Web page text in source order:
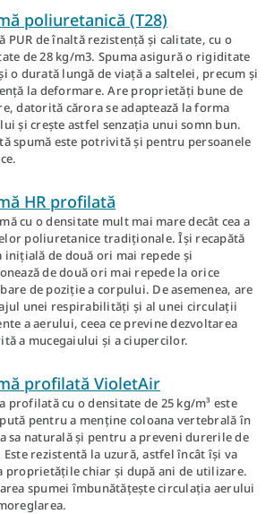
poliuretanică (T28)
PUR de înaltă rezistență și calitate, cu o
de 28 kg/m3. Spuma asigură o rigiditate
o durată lungă de viață a saltelei, precum și
la deformare. Are proprietăți bune de
datorită cărora se adaptează la forma
și crește astfel senzația unui somn bun.
spumă este potrivită și pentru persoanele
HR profilată
cu o densitate mult mai mare decât cea a
poliuretanice tradiționale. Își recapătă
inițială de două ori mai repede și
de două ori mai repede la orice
de poziție a corpului. De asemenea, are
unei respirabilități și al unei circulații
a aerului, ceea ce previne dezvoltarea
a mucegaiului și a ciupercilor.
profilată VioletAir
profilată cu o densitate de 25 kg/m³ este
pentru a menține coloana vertebrală în
sa naturală și pentru a preveni durerile de
Este rezistentă la uzură, astfel încât își va
proprietățile chiar și după ani de utilizare.
spumei îmbunătățește circulația aerului